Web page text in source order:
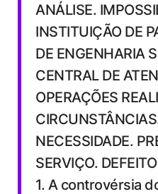
ANÁLISE.
INSTITUIÇÃO DE
DE ENGENHARIA
CENTRAL DE
OPERAÇÕES
NECESSIDADE.
SERVIÇO.
1. A controvérsia